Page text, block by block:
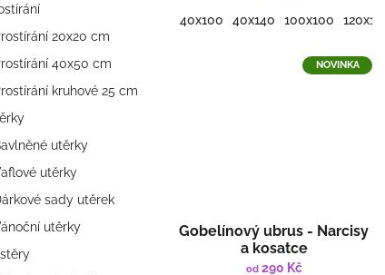
20x20 cm
40x50 cm
kruhové 25 cm
utěrky
utěrky
sady utěrek
utěrky
L40x100 40x140 100x100 120x140
NOVINKA
Gobelínový ubrus - Narcisy
a kosatce
od290 Kč